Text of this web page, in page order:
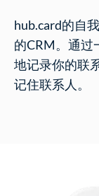
hub.card的自
的CRM。通过
地记录你的联
记住联系人。